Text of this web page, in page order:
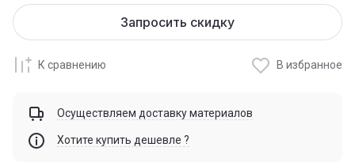
Запросить скидку
К сравнению В избранное
Осуществляем доставку материалов
Хотите купить дешевле ?